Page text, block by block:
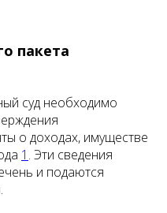
пакета
суд необходимо
о доходах, имуществе
1 . Эти сведения
и подаются